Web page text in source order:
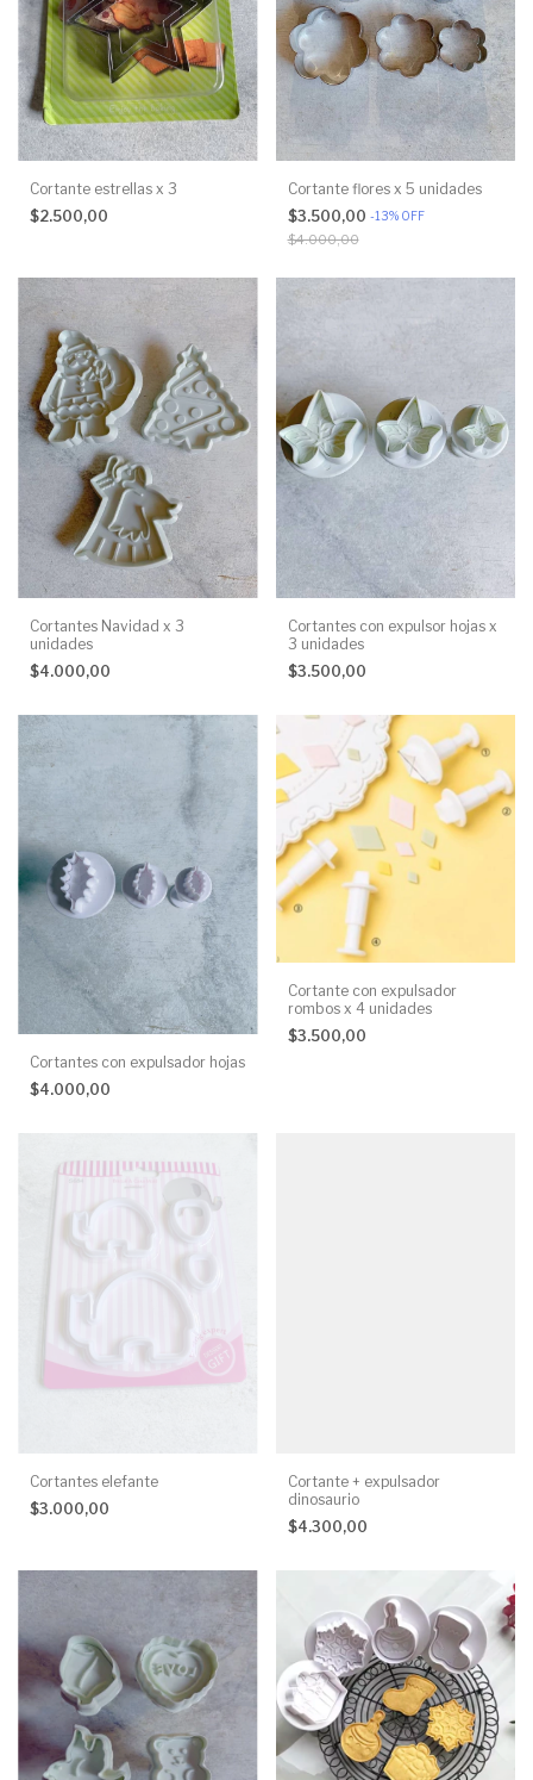
Cortante estrellas x 3
$2.500,00
Cortante flores x 5 unidades
$3.500,00 -13% OFF
$4.000,00
Cortantes Navidad x 3
unidades
$4.000,00
Cortantes con expulsor hojas x
3 unidades
$3.500,00
Cortantes con expulsador hojas
$4.000,00
Cortante con expulsador
rombos x 4 unidades
$3.500,00
Cortantes elefante
$3.000,00
Cortante + expulsador
dinosaurio
$4.300,00